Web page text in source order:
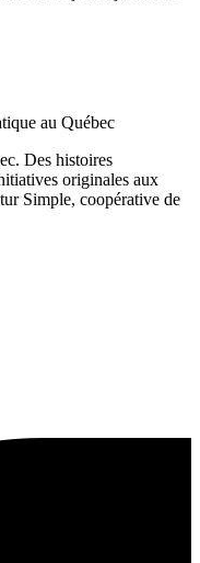
Des histoires
originales aux
Simple, coopérative de